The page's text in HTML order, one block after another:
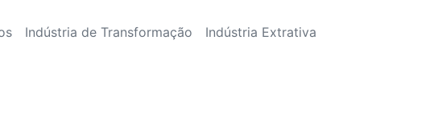
Indústria de Transformação Indústria Extrativa